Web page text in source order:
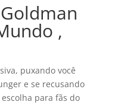
,
puxando você
e se recusando
para fãs do